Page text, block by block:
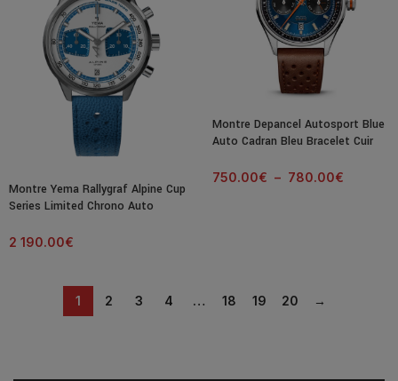
Montre Yema Rallygraf Alpine Cup
Series Limited Chrono Auto
2 190.00€
Montre Depancel Autosport Blue
Auto Cadran Bleu Bracelet Cuir
750.00€ – 780.00€
1 2 3 4 … 18 19 20 →